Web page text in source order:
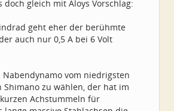
doch gleich mit Aloys Vorschlag:
geht eher der berühmte
auch nur 0,5 A bei 6 Volt
vom niedrigsten
Shimano zu wählen, der hat im
Achstummeln für